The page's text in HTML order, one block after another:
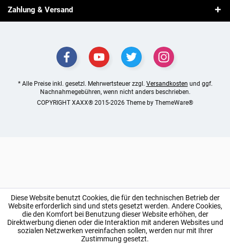
Zahlung & Versand
* Alle Preise inkl. gesetzl. Mehrwertsteuer zzgl. Versandkosten und ggf.
Nachnahmegebühren, wenn nicht anders beschrieben.
COPYRIGHT XAXX® 2015-2026 Theme by ThemeWare®
Diese Website benutzt Cookies, die für den technischen Betrieb der
Website erforderlich sind und stets gesetzt werden. Andere Cookies,
die den Komfort bei Benutzung dieser Website erhöhen, der
Direktwerbung dienen oder die Interaktion mit anderen Websites und
sozialen Netzwerken vereinfachen sollen, werden nur mit Ihrer
Zustimmung gesetzt.